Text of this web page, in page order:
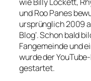
und Roo Panes
ursprünglich 2009
Blog‘. Schon bald
Fangemeinde und
wurde der
gestartet.